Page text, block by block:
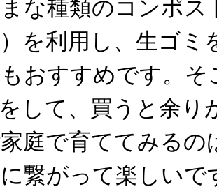
な種類のコンポ
を利用し、生ゴミ
おすすめです。そ
して、買うと余り
庭で育ててみる
繋がって楽しいで